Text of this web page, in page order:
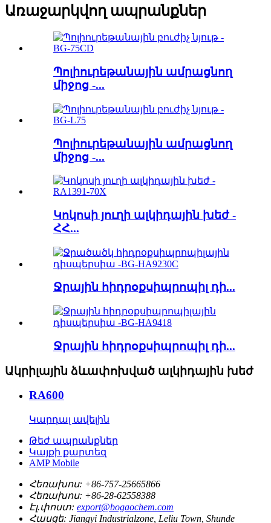
Առաջարկվող ապրանքներ
Պոլիուրեթանային ամրացնող
միջոց -...
Պոլիուրեթանային ամրացնող
միջոց -...
Կոկոսի յուղի ալկիդային խեժ -
ՀՀ...
Ջրային հիդրօքսիպրոպիլ դի...
Ջրային հիդրօքսիպրոպիլ դի...
Ակրիլային ձևափոխված ալկիդային խեժ
RA600
Կարդալ ավելին
Թեժ ապրանքներ
Կայքի քարտեզ
AMP Mobile
Հեռախոս: +86-757-25665866
Հեռախոս: +86-28-62558388
Էլ.փոստ: export@bogaochem.com
Հասցե: Jiangyi Industrialzone, Leliu Town, Shunde